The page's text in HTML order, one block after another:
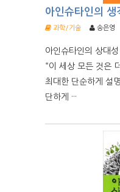
아인슈타인의 생
과학/기술 송은영
아인슈타인의 상대
“이 세상 모든 것은
최대한 단순하게 설
단하게 ···